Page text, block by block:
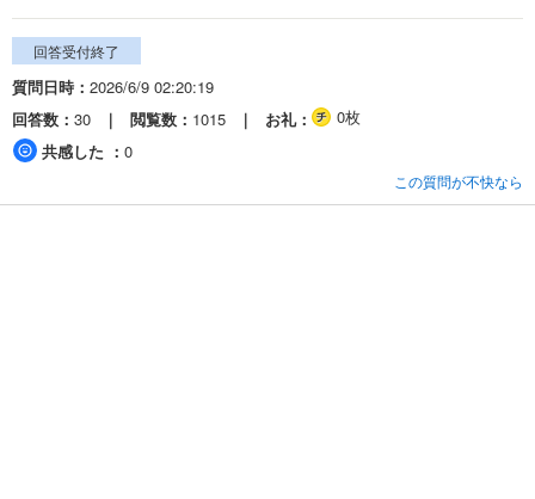
回答受付終了
質問日時
2026/6/9 02:20:19
回答数
30 閲覧数 1015 お礼
0枚
共感した
0
この質問が不快なら